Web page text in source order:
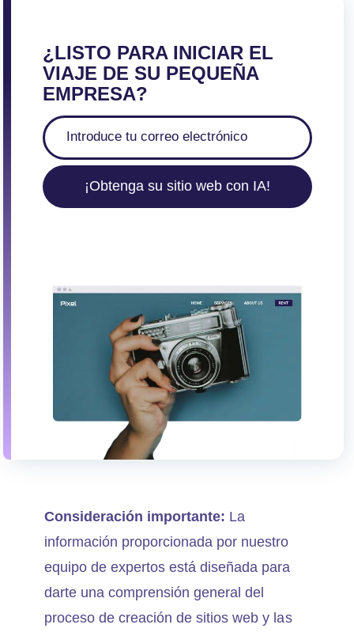
¿LISTO PARA INICIAR EL
VIAJE DE SU PEQUEÑA
EMPRESA?
¡Obtenga su sitio web con IA!
Consideración importante: La
información proporcionada por nuestro
equipo de expertos está diseñada para
darte una comprensión general del
proceso de creación de sitios web y las